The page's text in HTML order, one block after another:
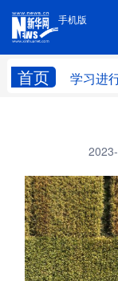
手机版
首页 学习进
手机版
台湾
科技
文化